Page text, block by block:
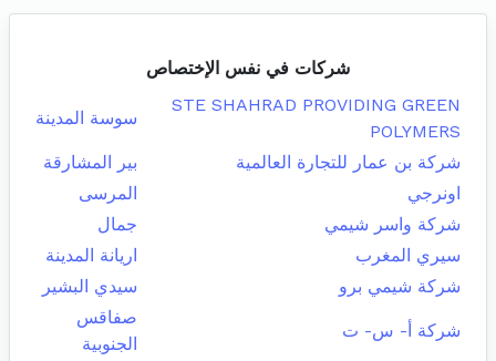
شركات في نفس الإختصاص
STE SHAHRAD PROVIDING GREEN
POLYMERS
سوسة المدينة
شركة بن عمار للتجارة العالمية
بير المشارقة
اونرجي
المرسى
شركة واسر شيمي
جمال
سيري المغرب
اريانة المدينة
شركة شيمي برو
سيدي البشير
شركة أ- س- ت
صفاقس
الجنوبية